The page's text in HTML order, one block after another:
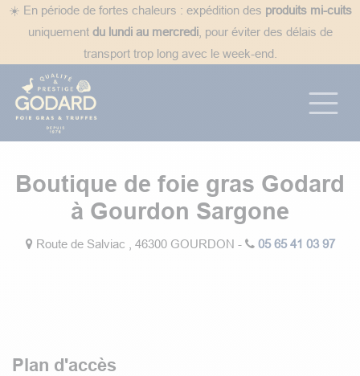
Se rendre au contenu
☀️ En période de fortes chaleurs : expédition des produits mi-cuits
uniquement du lundi au mercredi, pour éviter des délais de
transport trop long avec le week-end.
Boutique de foie gras Godard
à Gourdon Sargone
Route de Salviac , 46300 GOURDON - 05 65 41 03 97
Plan d'accès